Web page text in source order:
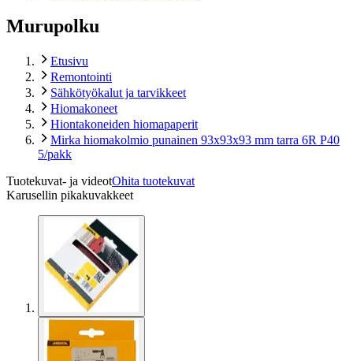
Murupolku
Etusivu
Remontointi
Sähkötyökalut ja tarvikkeet
Hiomakoneet
Hiontakoneiden hiomapaperit
Mirka hiomakolmio punainen 93x93x93 mm tarra 6R P40
5/pakk
Tuotekuvat- ja videotOhita tuotekuvat
Karusellin pikakuvakkeet